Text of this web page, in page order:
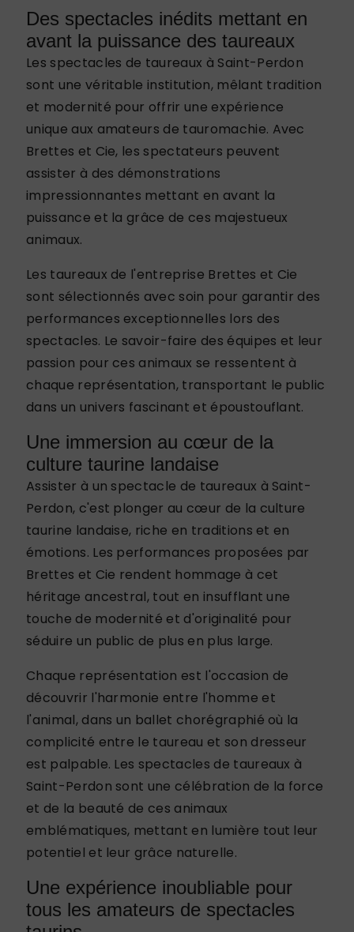
Des spectacles inédits mettant en
avant la puissance des taureaux
Les spectacles de taureaux à Saint-Perdon
sont une véritable institution, mêlant tradition
et modernité pour offrir une expérience
unique aux amateurs de tauromachie. Avec
Brettes et Cie, les spectateurs peuvent
assister à des démonstrations
impressionnantes mettant en avant la
puissance et la grâce de ces majestueux
animaux.
Les taureaux de l'entreprise Brettes et Cie
sont sélectionnés avec soin pour garantir des
performances exceptionnelles lors des
spectacles. Le savoir-faire des équipes et leur
passion pour ces animaux se ressentent à
chaque représentation, transportant le public
dans un univers fascinant et époustouflant.
Une immersion au cœur de la
culture taurine landaise
Assister à un spectacle de taureaux à Saint-
Perdon, c'est plonger au cœur de la culture
taurine landaise, riche en traditions et en
émotions. Les performances proposées par
Brettes et Cie rendent hommage à cet
héritage ancestral, tout en insufflant une
touche de modernité et d'originalité pour
séduire un public de plus en plus large.
Chaque représentation est l'occasion de
découvrir l'harmonie entre l'homme et
l'animal, dans un ballet chorégraphié où la
complicité entre le taureau et son dresseur
est palpable. Les spectacles de taureaux à
Saint-Perdon sont une célébration de la force
et de la beauté de ces animaux
emblématiques, mettant en lumière tout leur
potentiel et leur grâce naturelle.
Une expérience inoubliable pour
tous les amateurs de spectacles